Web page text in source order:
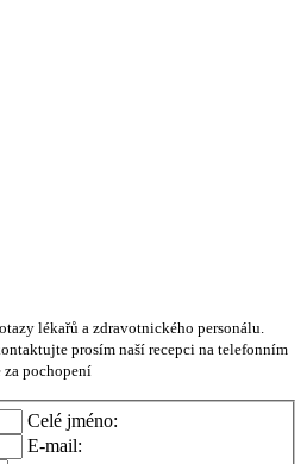
lékařů a zdravotnického personálu.
prosím naší recepci na telefonním
za pochopení
Celé jméno:
E-mail: